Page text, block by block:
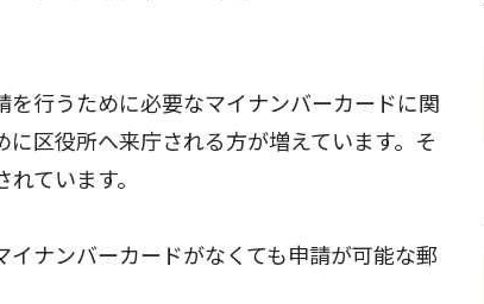
行うために必要なマイナンバーカードに関
区役所へ来庁される方が増えています。そ
ています。
ナンバーカードがなくても申請が可能な郵